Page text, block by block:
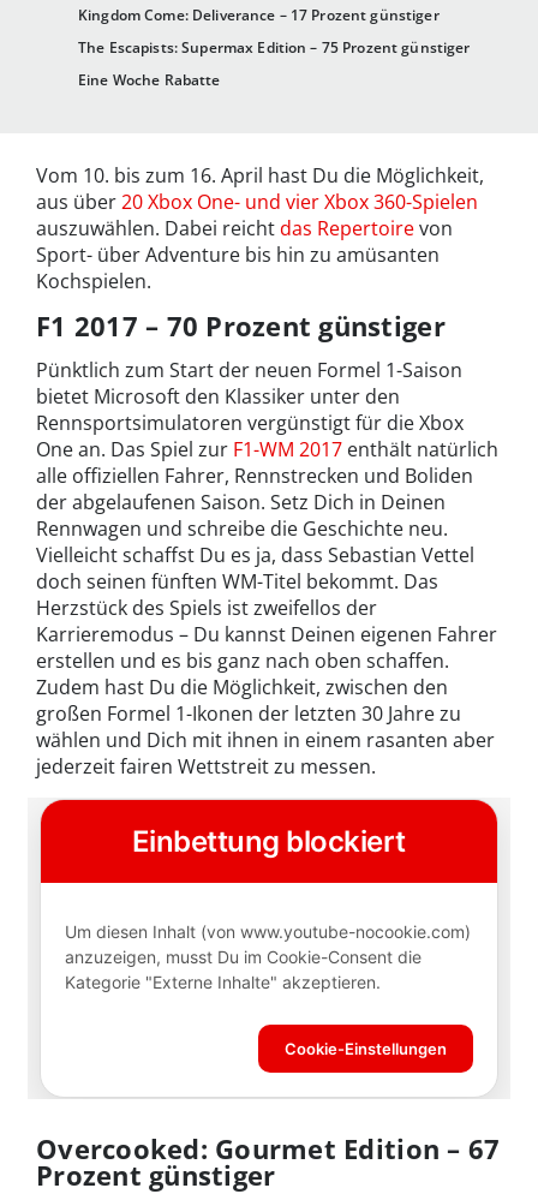
Kingdom Come: Deliverance – 17 Prozent günstiger
The Escapists: Supermax Edition – 75 Prozent günstiger
Eine Woche Rabatte
Vom 10. bis zum 16. April hast Du die Möglichkeit,
aus über20 Xbox One- und vier Xbox 360-Spielen
auszuwählen. Dabei reichtdas Repertoirevon
Sport- über Adventure bis hin zu amüsanten
Kochspielen.
F1 2017 – 70 Prozent günstiger
Pünktlich zum Start der neuen Formel 1-Saison
bietet Microsoft den Klassiker unter den
Rennsportsimulatoren vergünstigt für die Xbox
One an. Das Spiel zur F1-WM 2017 enthält natürlich
alle offiziellen Fahrer, Rennstrecken und Boliden
der abgelaufenen Saison. Setz Dich in Deinen
Rennwagen und schreibe die Geschichte neu.
Vielleicht schaffst Du es ja, dass Sebastian Vettel
doch seinen fünften WM-Titel bekommt. Das
Herzstück des Spiels ist zweifellos der
Karrieremodus – Du kannst Deinen eigenen Fahrer
erstellen und es bis ganz nach oben schaffen.
Zudem hast Du die Möglichkeit, zwischen den
großen Formel 1-Ikonen der letzten 30 Jahre zu
wählen und Dich mit ihnen in einem rasanten aber
jederzeit fairen Wettstreit zu messen.
Overcooked: Gourmet Edition – 67
Prozent günstiger